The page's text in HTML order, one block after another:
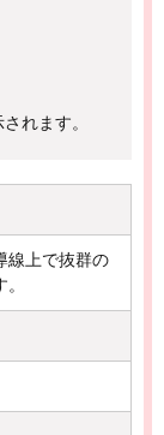
れます。
線上で抜群の